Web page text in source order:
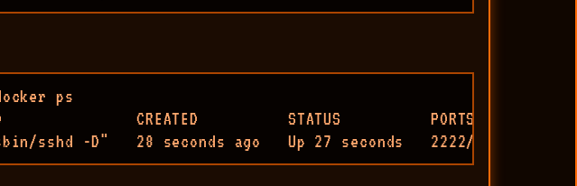
ps
CREATED          STATUS
sshd -D"   28 seconds ago   Up 27 seconds   2222/tcp,